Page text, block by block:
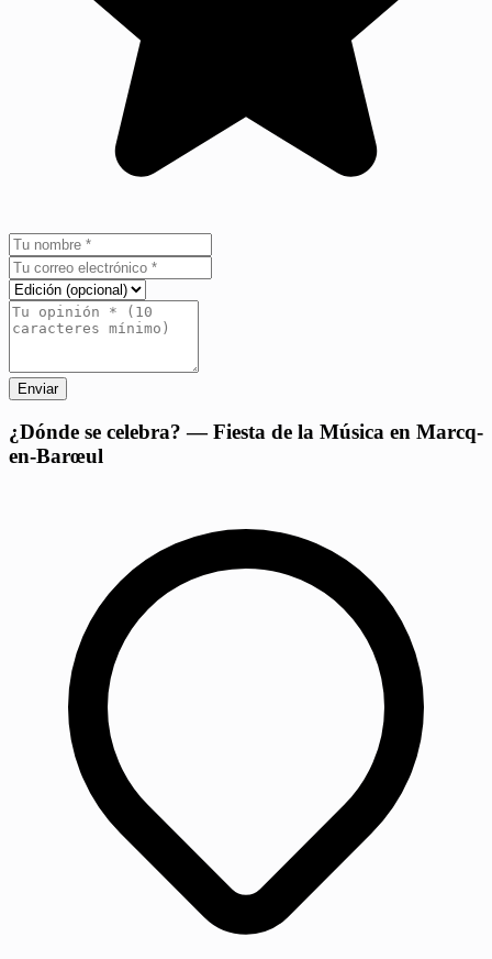
Enviar
¿Dónde se celebra? — Fiesta de la Música en Marcq-
en-Barœul